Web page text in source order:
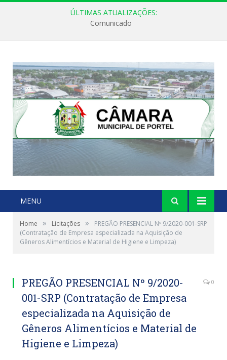
ÚLTIMAS ATUALIZAÇÕES:
Comunicado
MENU
Home » Licitações »
PREGÃO PRESENCIAL Nº 9/2020-001-SRP
(Contratação de Empresa especializada na Aquisição de
Gêneros Alimentícios e Material de Higiene e Limpeza)
PREGÃO PRESENCIAL Nº 9/2020-
001-SRP (Contratação de Empresa
especializada na Aquisição de
Gêneros Alimentícios e Material de
Higiene e Limpeza)
0